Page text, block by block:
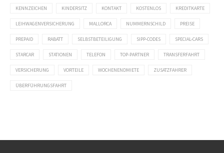
KENNZEICHEN KINDERSITZ KONTAKT KOSTENLOS KREDITKARTE
LEIHWAGENVERSICHERUNG MALLORCA NUMMERNSCHILD PREISE
PREPAID RABATT SELBSTBETEILIGUNG SIPP-CODES SPECIAL-CARS
STARCAR STATIONEN TELEFON TOP-PARTNER TRANSFERFAHRT
VERSICHERUNG VORTEILE WOCHENENDMIETE ZUSATZFAHRER
ÜBERFÜHRUNGSFAHRT